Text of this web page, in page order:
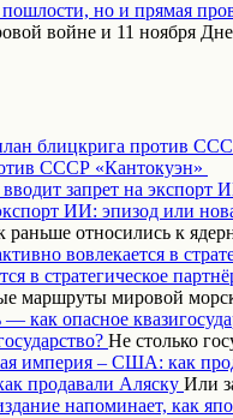
войне и 11 ноября
блицкрига против
запрет на экспорт
раньше относились к
вовлекается в
маршруты мировой
как опасное
Не столько
империя – США: как
Или
напоминает, как